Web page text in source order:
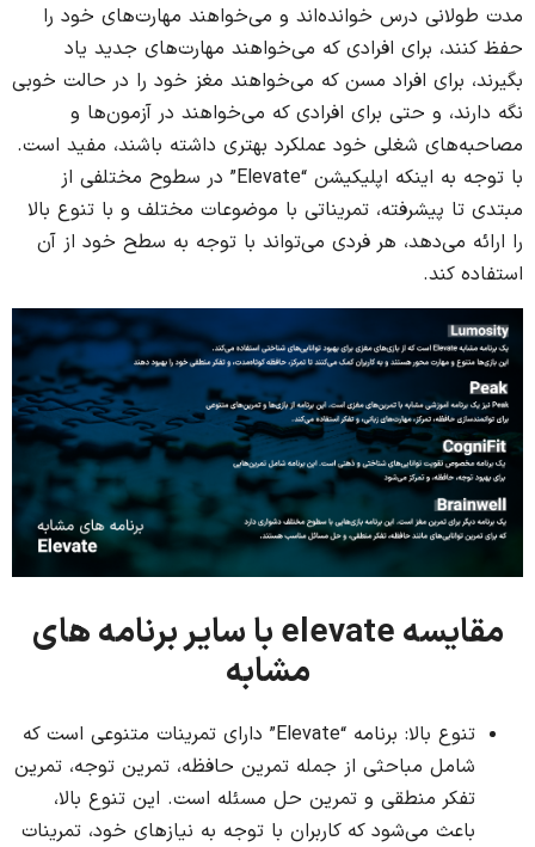
مدت طولانی درس خوانده‌اند و می‌خواهند مهارت‌های خود را
حفظ کنند، برای افرادی که می‌خواهند مهارت‌های جدید یاد
بگیرند، برای افراد مسن که می‌خواهند مغز خود را در حالت خوبی
نگه دارند، و حتی برای افرادی که می‌خواهند در آزمون‌ها و
مصاحبه‌های شغلی خود عملکرد بهتری داشته باشند، مفید است.
با توجه به اینکه اپلیکیشن “Elevate” در سطوح مختلفی از
مبتدی تا پیشرفته، تمریناتی با موضوعات مختلف و با تنوع بالا
را ارائه می‌دهد، هر فردی می‌تواند با توجه به سطح خود از آن
استفاده کند.
مقایسه elevate با سایر برنامه های
مشابه
تنوع بالا: برنامه “Elevate” دارای تمرینات متنوعی است که
شامل مباحثی از جمله تمرین حافظه، تمرین توجه، تمرین
تفکر منطقی و تمرین حل مسئله است. این تنوع بالا،
باعث می‌شود که کاربران با توجه به نیازهای خود، تمرینات